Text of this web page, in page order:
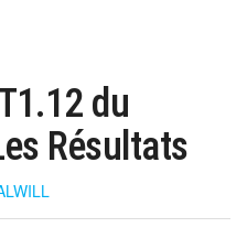
du
Résultats